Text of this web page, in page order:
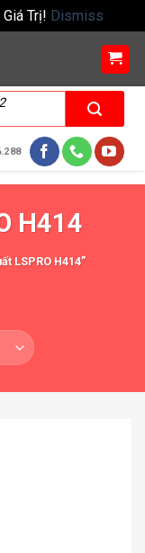
Trị! Dismiss
H414
LSPRO H414”